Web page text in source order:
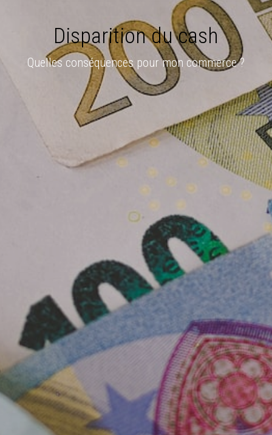
Disparition du cash
Quelles conséquences pour mon commerce ?